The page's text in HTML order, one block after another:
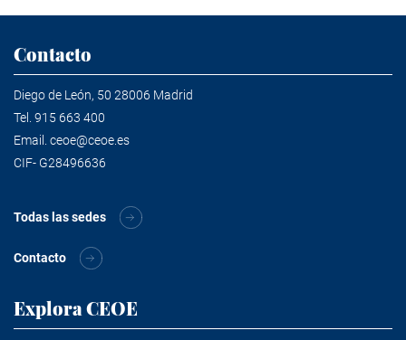
Contacto
Diego de León, 50 28006 Madrid
Tel. 915 663 400
Email. ceoe@ceoe.es
CIF- G28496636
Todas las sedes
Contacto
Explora CEOE